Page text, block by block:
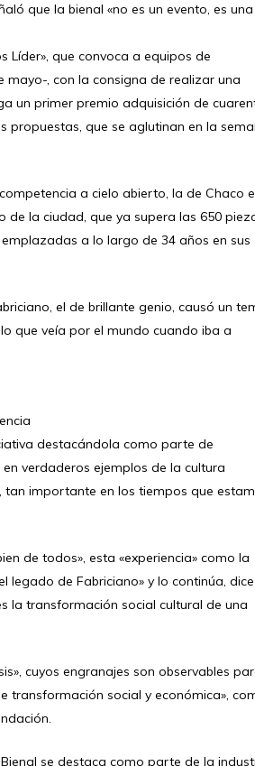
que la bienal «no es un evento, es una
Líder», que convoca a equipos de
, con la consigna de realizar una
un primer premio adquisición de
propuestas, que se aglutinan en la
a cielo abierto, la de Chaco
de la ciudad, que ya supera las 650
a lo largo de 34 años en sus
el de brillante genio, causó un
que veía por el mundo cuando iba a
destacándola como parte de
verdaderos ejemplos de la cultura
tan importante en los tiempos que
de todos», esta «experiencia» como la
legado de Fabriciano» y lo continúa,
la transformación social cultural de una
cuyos engranajes son observables
transformación social y económica»,
se destaca como parte de la